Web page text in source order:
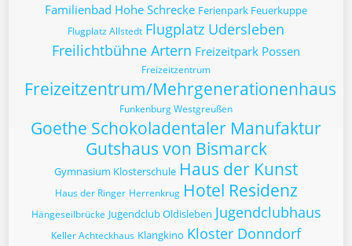
Familienbad Hohe Schrecke Ferienpark Feuerkuppe
Flugplatz Allstedt Flugplatz Udersleben
Freilichtbühne Artern Freizeitpark Possen
Freizeitzentrum
Freizeitzentrum/Mehrgenerationenhaus
Funkenburg Westgreußen
Goethe Schokoladentaler Manufaktur
Gutshaus von Bismarck
Gymnasium Klosterschule Haus der Kunst
Haus der Ringer Herrenkrug Hotel Residenz
Hängeseilbrücke Jugendclub Oldisleben Jugendclubhaus
Keller Achteckhaus Klangkino Kloster Donndorf